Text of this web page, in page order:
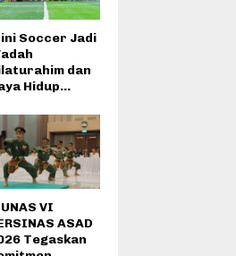
Soccer Jadi
dan
Hidup...
VI
ASAD
Tegaskan